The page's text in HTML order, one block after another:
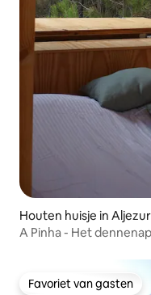
Houten huisje in Aljezur
A Pinha - Het
Favoriet van gasten
Favoriet van gasten